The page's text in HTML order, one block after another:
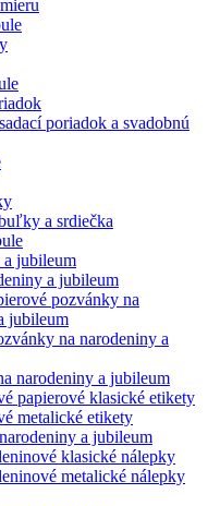
poriadok a svadobnú
a srdiečka
jubileum
a jubileum
pozvánky na
jubileum
na narodeniny a
narodeniny a jubileum
papierové klasické etikety
metalické etikety
a jubileum
klasické nálepky
metalické nálepky